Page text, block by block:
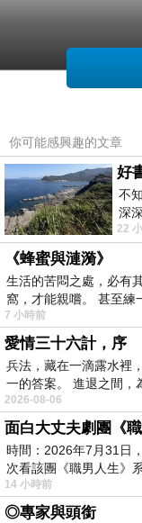
你可能感興趣的文章
不
深
不
22
《蜂蜜與漣漪》
生活的苦悶之處，必有
窩，才能親嚐。 甚至練
7 小時前
愛情三十六計，序
兵法，藏在一滴露水裡
一的答案。 進退之間，
2026-08-06
面白大丈夫劇團《
時間：2026年7月31日
次看該團《職男人生》
14 小時前
◎專家與頭銜